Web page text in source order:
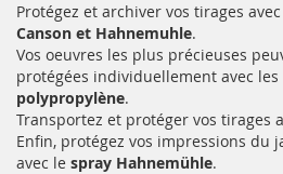
Protégez et archiver vos tirages
Canson et Hahnemuhle.
Vos oeuvres les plus précieuses
protégées individuellement avec les
polypropylène.
Transportez et protéger vos tirages
Enfin, protégez vos impressions du
avec le spray Hahnemühle.